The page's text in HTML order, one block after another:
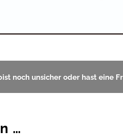
noch unsicher oder hast eine
…